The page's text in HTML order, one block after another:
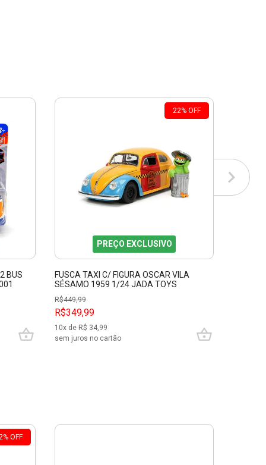
BUS
22% OFF
PREÇO EXCLUSIVO
FUSCA TAXI C/ FIGURA OSCAR VILA
SÉSAMO 1959 1/24 JADA TOYS
JAD32801
R$449,99
R$349,99
10x de R$ 34,99
sem juros no cartão
2% OFF